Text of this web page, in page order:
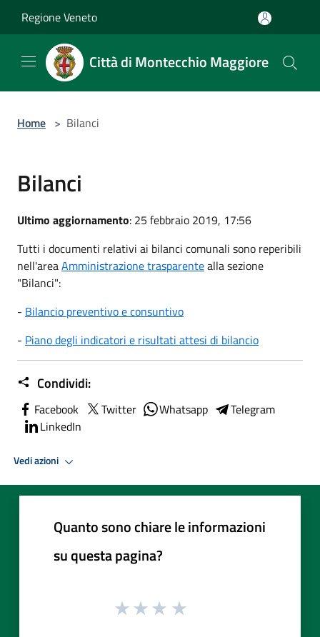
Regione Veneto
Città di Montecchio Maggiore
Home > Bilanci
Bilanci
Ultimo aggiornamento: 25 febbraio 2019, 17:56
Tutti i documenti relativi ai bilanci comunali sono reperibili
nell'areaAmministrazione trasparentealla sezione
"Bilanci":
- Bilancio preventivo e consuntivo
- Piano degli indicatori e risultati attesi di bilancio
Condividi:
Facebook Twitter Whatsapp
Telegram
LinkedIn
Vedi azioni
Quanto sono chiare le informazioni
su questa pagina?